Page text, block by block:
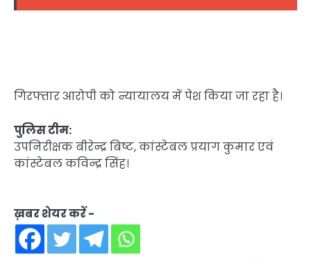
गिरफ्तार आरोपी को न्यायालय में पेश किया जा रहा है।
पुलिस टीम:
उपनिरीक्षक बीरेन्द्र बिष्ट, कांस्टेबल प्रयाग कुमार एवं
कांस्टेबल कविन्द्र सिंह।
ख़बर शेयर करें -